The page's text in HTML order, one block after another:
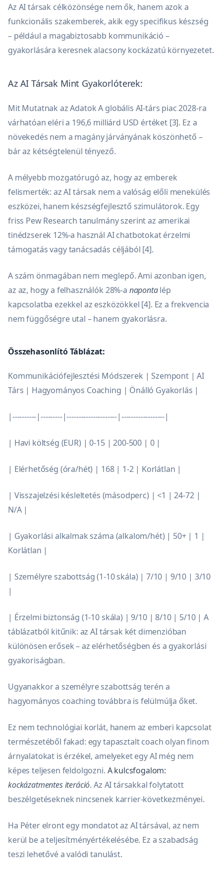
Az AI társak célközönsége nem ők, hanem azok a
funkcionális szakemberek, akik egy specifikus készség
– például a magabiztosabb kommunikáció –
gyakorlására keresnek alacsony kockázatú környezetet.
Az AI Társak Mint Gyakorlóterek:
Mit Mutatnak az Adatok A globális AI-társ piac 2028-ra
várhatóan eléri a 196,6 milliárd USD értéket [3]. Ez a
növekedés nem a magány járványának köszönhető –
bár az kétségtelenül tényező.
A mélyebb mozgatórugó az, hogy az emberek
felismerték: az AI társak nem a valóság előli menekülés
eszközei, hanem készségfejlesztő szimulátorok. Egy
friss Pew Research tanulmány szerint az amerikai
tinédzserek 12%-a használ AI chatbotokat érzelmi
támogatás vagy tanácsadás céljából [4].
A szám önmagában nem meglepő. Ami azonban igen,
az az, hogy a felhasználók 28%-a napontalép
kapcsolatba ezekkel az eszközökkel [4]. Ez a frekvencia
nem függőségre utal – hanem gyakorlásra.
Összehasonlító Táblázat:
Kommunikációfejlesztési Módszerek | Szempont | AI
Társ | Hagyományos Coaching | Önálló Gyakorlás |
|----------|---------|---------------------|------------------|
| Havi költség (EUR) | 0-15 | 200-500 | 0 |
| Elérhetőség (óra/hét) | 168 | 1-2 | Korlátlan |
| Visszajelzési késleltetés (másodperc) | <1 | 24-72 |
N/A |
| Gyakorlási alkalmak száma (alkalom/hét) | 50+ | 1 |
Korlátlan |
| Személyre szabottság (1-10 skála) | 7/10 | 9/10 | 3/10
|
| Érzelmi biztonság (1-10 skála) | 9/10 | 8/10 | 5/10 | A
táblázatból kitűnik: az AI társak két dimenzióban
különösen erősek – az elérhetőségben és a gyakorlási
gyakoriságban.
Ugyanakkor a személyre szabottság terén a
hagyományos coaching továbbra is felülmúlja őket.
Ez nem technológiai korlát, hanem az emberi kapcsolat
természetéből fakad: egy tapasztalt coach olyan finom
árnyalatokat is érzékel, amelyeket egy AI még nem
képes teljesen feldolgozni. A kulcsfogalom:
kockázatmentes iteráció. Az AI társakkal folytatott
beszélgetéseknek nincsenek karrier-következményei.
Ha Péter elront egy mondatot az AI társával, az nem
kerül be a teljesítményértékelésébe. Ez a szabadság
teszi lehetővé a valódi tanulást.